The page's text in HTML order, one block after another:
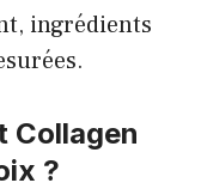
ingrédients
Collagen
?